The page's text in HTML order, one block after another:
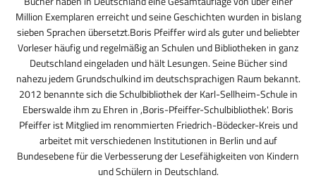
Million Exemplaren erreicht und seine Geschichten wurden in bislang
sieben Sprachen übersetzt.Boris Pfeiffer wird als guter und beliebter
Vorleser häufig und regelmäßig an Schulen und Bibliotheken in ganz
Deutschland eingeladen und hält Lesungen. Seine Bücher sind
nahezu jedem Grundschulkind im deutschsprachigen Raum bekannt.
2012 benannte sich die Schulbibliothek der Karl-Sellheim-Schule in
Eberswalde ihm zu Ehren in ,Boris-Pfeiffer-Schulbibliothek'. Boris
Pfeiffer ist Mitglied im renommierten Friedrich-Bödecker-Kreis und
arbeitet mit verschiedenen Institutionen in Berlin und auf
Bundesebene für die Verbesserung der Lesefähigkeiten von Kindern
und Schülern in Deutschland.